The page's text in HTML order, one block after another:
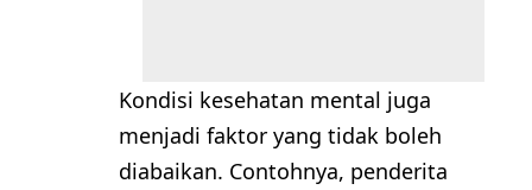
Kondisi kesehatan mental juga
menjadi faktor yang tidak boleh
diabaikan. Contohnya, penderita